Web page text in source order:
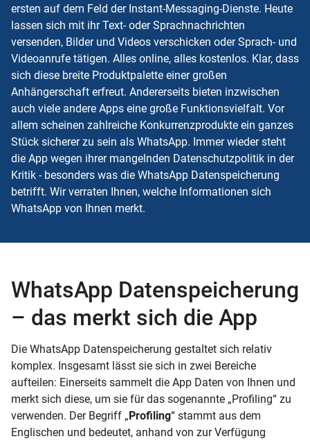
ersten auf dem Feld der Instant-Messaging-Dienste. Heute
lassen sich mit ihr Text- oder Sprachnachrichten
versenden, Bilder und Videos verschicken oder Sprach- und
Videoanrufe tätigen. Alles online, alles kostenlos. Klar, dass
sich diese breite Produktpalette einer großen
Anhängerschaft erfreut. Andererseits bieten inzwischen
auch viele andere Apps eine große Funktionsvielfalt. Vor
allem scheinen zahlreiche Konkurrenzprodukte ein ganzes
Stück sicherer zu sein als WhatsApp. Immer wieder steht
die App wegen ihrer mangelnden Datenschutzpolitik in der
Kritik - besonders was die WhatsApp Datenspeicherung
betrifft. Wir verraten Ihnen, welche Informationen sich
WhatsApp von Ihnen merkt.
WhatsApp Datenspeicherung
– das merkt sich die App
Die WhatsApp Datenspeicherung gestaltet sich relativ
komplex. Insgesamt lässt sie sich in zwei Bereiche
aufteilen: Einerseits sammelt die App Daten von Ihnen und
merkt sich diese, um sie für das sogenannte „Profiling“ zu
verwenden. Der Begriff „Profiling“ stammt aus dem
Englischen und bedeutet, anhand von zur Verfügung